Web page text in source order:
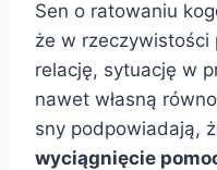
Sen o ratowaniu
że w
relację, sytuację w
nawet własną
sny podpowiadają,
wyciągnięcie